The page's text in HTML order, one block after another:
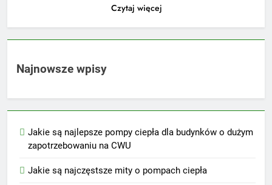
Czytaj więcej
Najnowsze wpisy
Jakie są najlepsze pompy ciepła dla budynków o dużym
zapotrzebowaniu na CWU
Jakie są najczęstsze mity o pompach ciepła